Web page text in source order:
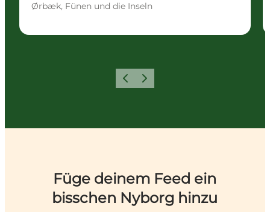
Ørbæk, Fünen und die Inseln
ZurückWeiter
Füge deinem Feed ein
bisschen Nyborg hinzu